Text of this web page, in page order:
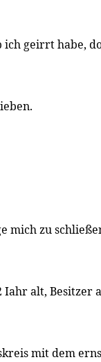
ich geirrt habe,
mich zu
Iahr alt, Besitzer
mit dem